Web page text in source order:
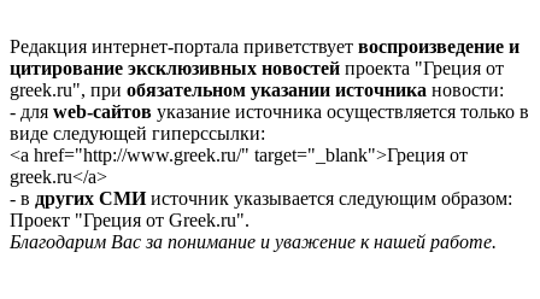
Редакция интернет-портала приветствует воспроизведение и
цитирование эксклюзивных новостей проекта "Греция от
greek.ru", при обязательном указании источника новости:
- для web-сайтов указание источника осуществляется только в
виде следующей гиперссылки:
<a href="http://www.greek.ru/" target="_blank">Греция от
greek.ru</a>
- в других СМИисточник указывается следующим образом:
Проект "Греция от Greek.ru".
Благодарим Вас за понимание и уважение к нашей работе.